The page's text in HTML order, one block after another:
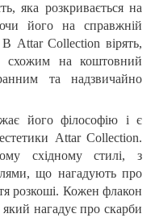
яка розкривається на
його на справжній
В Attar Collection вірять,
схожим на коштовний
та надзвичайно
його філософію і є
Attar Collection.
східному стилі, з
що нагадують про
розкоші. Кожен флакон
який нагадує про скарби